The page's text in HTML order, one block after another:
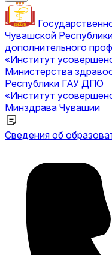
Чувашской
дополнительного
«Институт
Министерства
Республики ГАУ ДПО
«Институт
Минздрава Чувашии
Сведения об